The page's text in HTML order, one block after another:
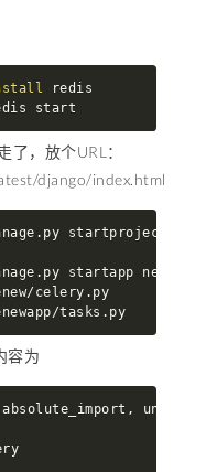
start
，放个URL：
django/index.html
tasks.py
容为